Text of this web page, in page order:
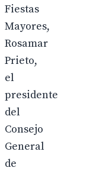
Fiestas
Mayores,
Rosamar
Prieto,
el
presidente
del
Consejo
General
de